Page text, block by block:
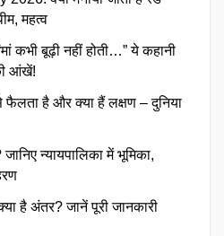
महत्व
कभी बूढ़ी नहीं होती…” ये कहानी
आंखें!
है और क्या हैं लक्षण – दुनिया
न्यायपालिका में भूमिका,
है अंतर? जानें पूरी जानकारी